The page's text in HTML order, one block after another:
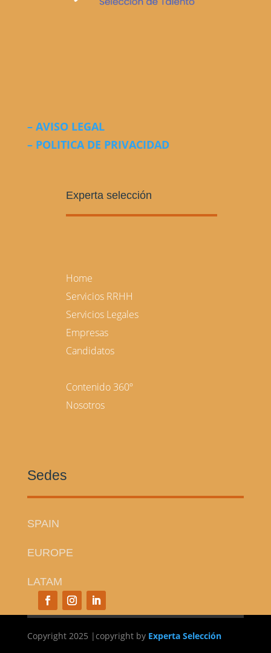
– AVISO LEGAL
– POLITICA DE PRIVACIDAD
Experta selección
Home
Servicios RRHH
Servicios Legales
Empresas
Candidatos
Contenido 360º
Nosotros
Sedes
SPAIN
EUROPE
LATAM
Copyright 2025 | copyrightby Experta Selección